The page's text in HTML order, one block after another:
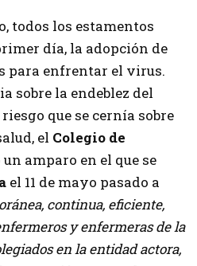
todos los estamentos
día, la adopción de
para enfrentar el virus.
sobre la endeblez del
que se cernía sobre
el Colegio de
amparo en el que se
el 11 de mayo pasado a
continua, eficiente,
y enfermeras de la
en la entidad actora,